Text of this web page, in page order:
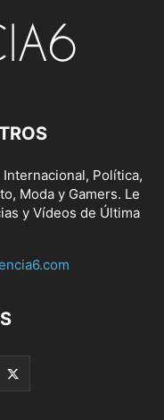
Internacional, Política,
Moda y Gamers. Le
y Vídeos de Última